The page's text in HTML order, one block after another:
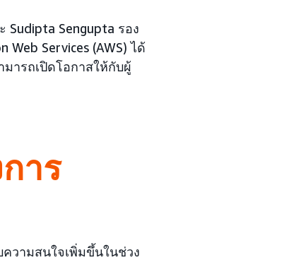
Sudipta Sengupta รอง
Services (AWS) ได้
ารถเปิดโอกาสให้กับผู้
าร
วามสนใจเพิ่มขึ้นในช่วง